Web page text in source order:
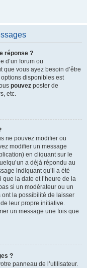
réponse ?
d’un forum ou
que vous ayez besoin d’être
disponibles est
pouvez poster de
etc.
ne pouvez modifier ou
modifier un message
en cliquant sur le
a déjà répondu au
indiquant qu’il a été
la date et l’heure de la
si un modérateur ou un
la possibilité de laisser
leur propre initiative.
un message une fois que
?
panneau de l’utilisateur.